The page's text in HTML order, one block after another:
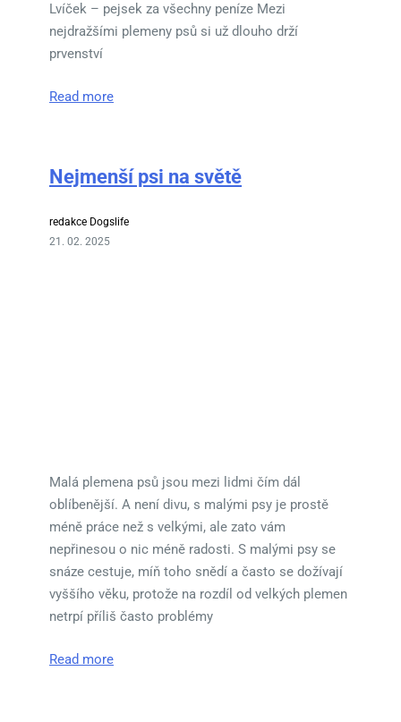
Lvíček – pejsek za všechny peníze Mezi
nejdražšími plemeny psů si už dlouho drží
prvenství
Read more
Nejmenší psi na světě
redakce Dogslife
21. 02. 2025
Malá plemena psů jsou mezi lidmi čím dál
oblíbenější. A není divu, s malými psy je prostě
méně práce než s velkými, ale zato vám
nepřinesou o nic méně radosti. S malými psy se
snáze cestuje, míň toho snědí a často se dožívají
vyššího věku, protože na rozdíl od velkých plemen
netrpí příliš často problémy
Read more